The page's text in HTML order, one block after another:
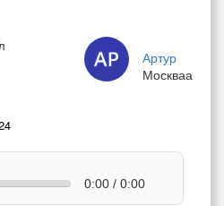
Артур
Москваа
0:00 / 0:00